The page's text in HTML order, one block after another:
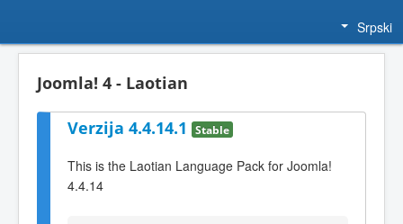
Srpski
Joomla! 4 - Laotian
Verzija 4.4.14.1 Stable
This is the Laotian Language Pack for Joomla!
4.4.14